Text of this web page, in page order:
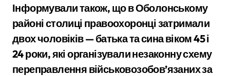
Інформували також, що в Оболонському
районі столиці правоохоронці затримали
двох чоловіків — батька та сина віком 45 і
24 роки, які організували незаконну схему
переправлення військовозобов’язаних за